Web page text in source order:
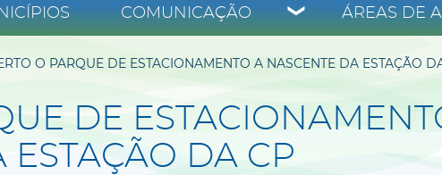
COMUNICAÇÃO ÁREAS DE
O PARQUE DE ESTACIONAMENTO A NASCENTE DA ESTAÇÃO
DE
ESTAÇÃO DA CP